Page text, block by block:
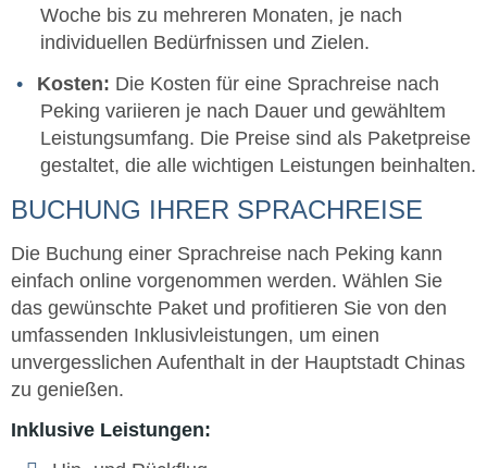
Woche bis zu mehreren Monaten, je nach
individuellen Bedürfnissen und Zielen.
Kosten: Die Kosten für eine Sprachreise nach
Peking variieren je nach Dauer und gewähltem
Leistungsumfang. Die Preise sind als Paketpreise
gestaltet, die alle wichtigen Leistungen beinhalten.
BUCHUNG IHRER SPRACHREISE
Die Buchung einer Sprachreise nach Peking kann
einfach online vorgenommen werden. Wählen Sie
das gewünschte Paket und profitieren Sie von den
umfassenden Inklusivleistungen, um einen
unvergesslichen Aufenthalt in der Hauptstadt Chinas
zu genießen.
Inklusive Leistungen: